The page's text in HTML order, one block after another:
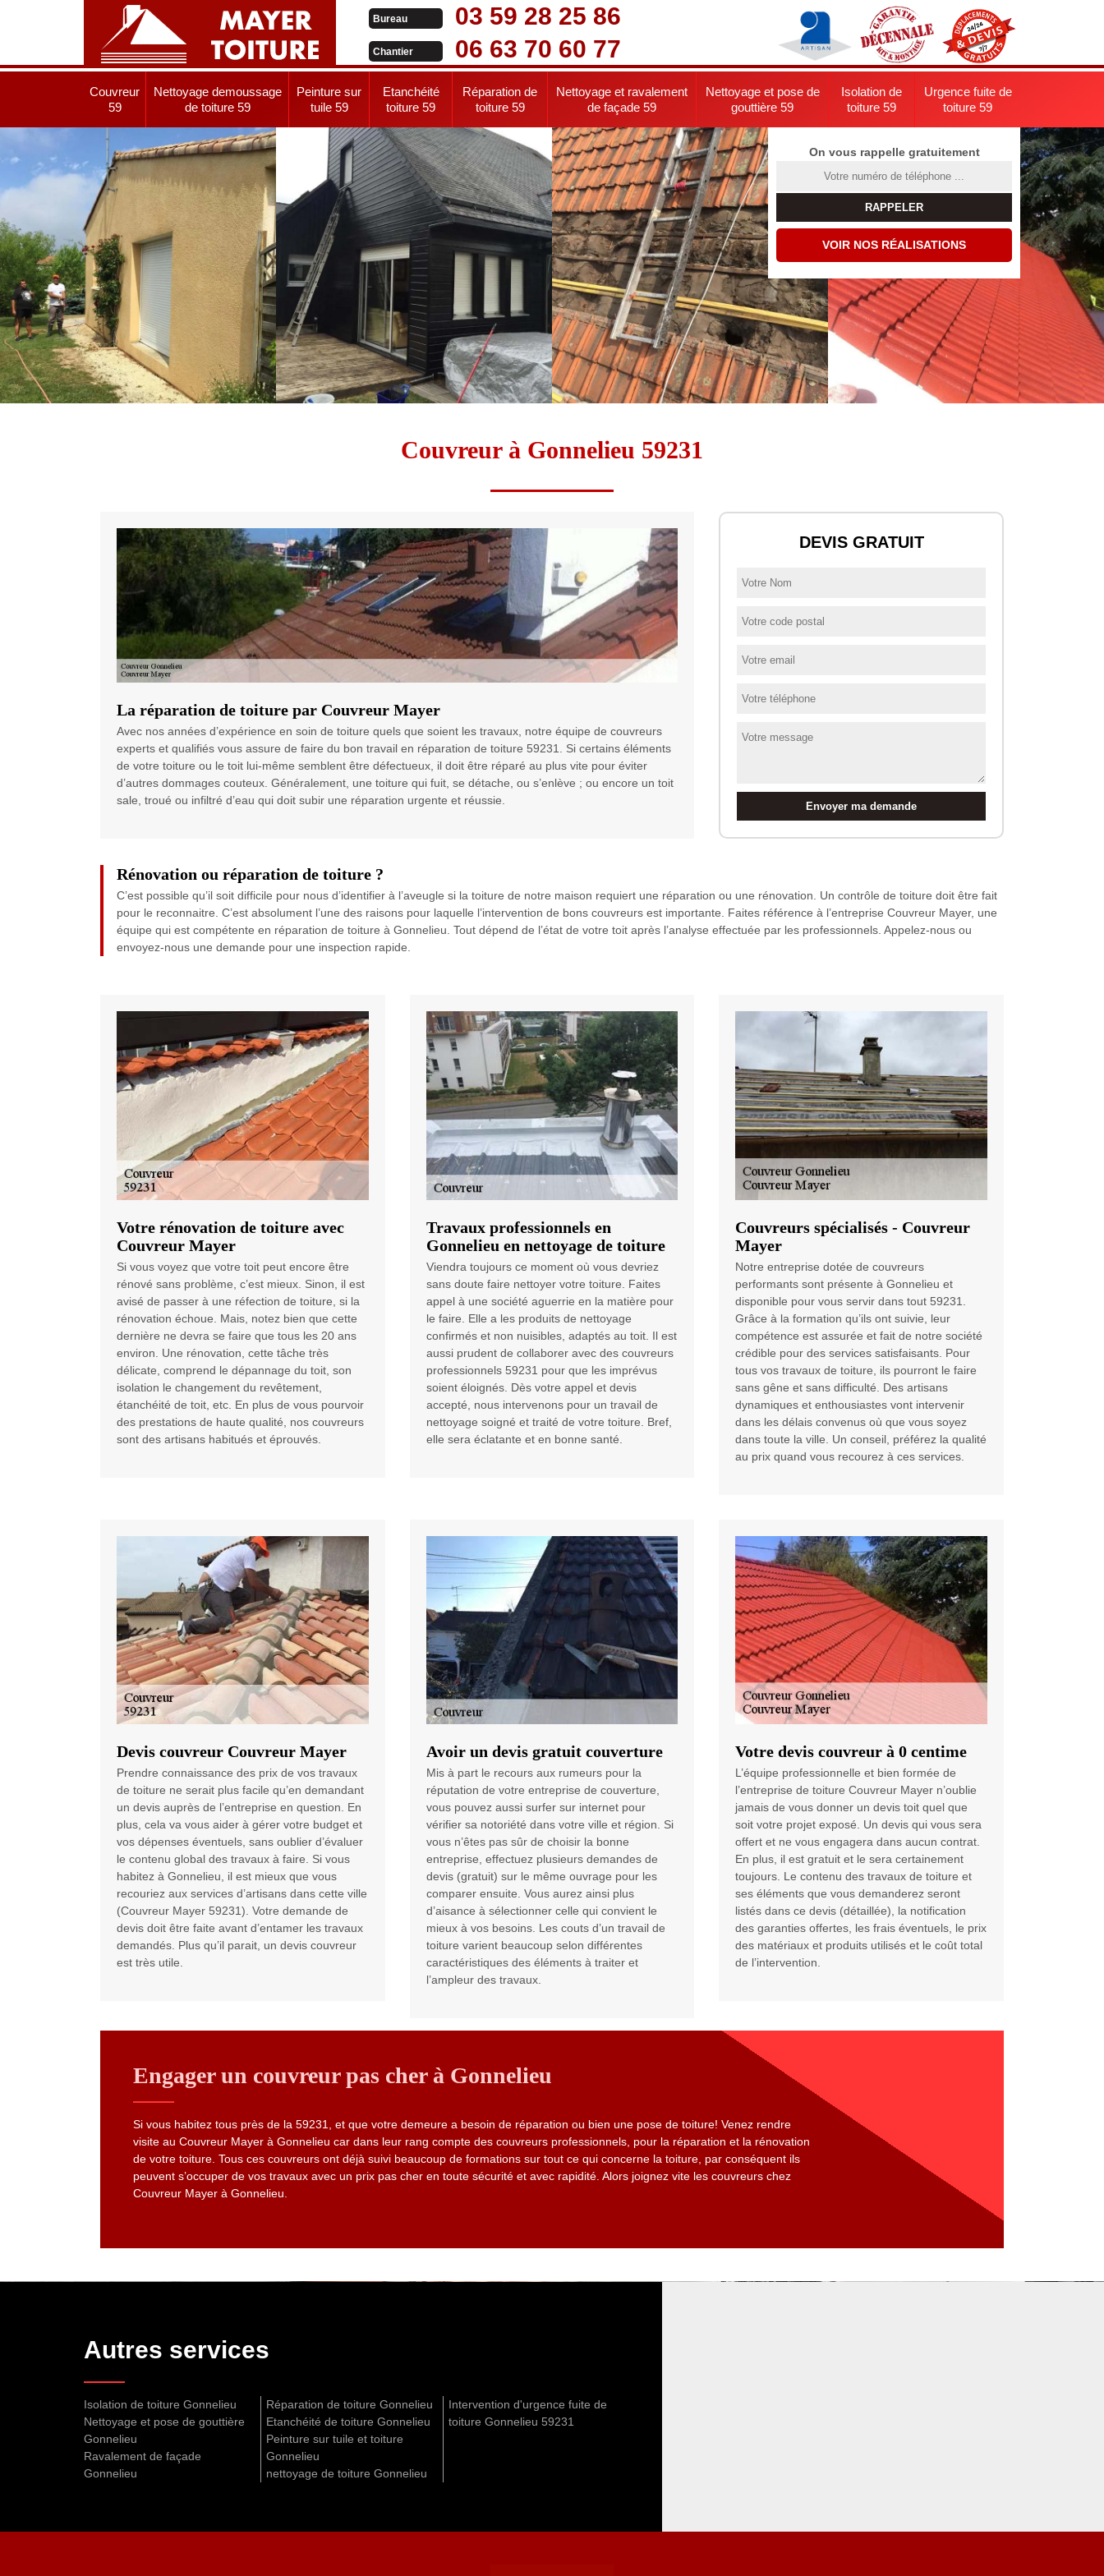
Bureau 03 59 28 25 86
Chantier 06 63 70 60 77
Couvreur
59
Nettoyage demoussage
de toiture 59
Peinture sur
tuile 59
Etanchéité
toiture 59
Réparation de
toiture 59
Nettoyage et ravalement
de façade 59
Nettoyage et pose de
gouttière 59
Isolation de
toiture 59
Urgence fuite de
toiture 59
On vous rappelle gratuitement
VOIR NOS RÉALISATIONS
Couvreur à Gonnelieu 59231
La réparation de toiture par Couvreur Mayer
Avec nos années d’expérience en soin de toiture quels que soient les travaux, notre équipe de couvreurs
experts et qualifiés vous assure de faire du bon travail en réparation de toiture 59231. Si certains éléments
de votre toiture ou le toit lui-même semblent être défectueux, il doit être réparé au plus vite pour éviter
d’autres dommages couteux. Généralement, une toiture qui fuit, se détache, ou s’enlève ; ou encore un toit
sale, troué ou infiltré d’eau qui doit subir une réparation urgente et réussie.
DEVIS GRATUIT
Rénovation ou réparation de toiture ?
C’est possible qu’il soit difficile pour nous d’identifier à l’aveugle si la toiture de notre maison requiert une réparation ou une rénovation. Un contrôle de toiture doit être fait
pour le reconnaitre. C’est absolument l’une des raisons pour laquelle l’intervention de bons couvreurs est importante. Faites référence à l’entreprise Couvreur Mayer, une
équipe qui est compétente en réparation de toiture à Gonnelieu. Tout dépend de l’état de votre toit après l’analyse effectuée par les professionnels. Appelez-nous ou
envoyez-nous une demande pour une inspection rapide.
Votre rénovation de toiture avec
Couvreur Mayer
Si vous voyez que votre toit peut encore être
rénové sans problème, c’est mieux. Sinon, il est
avisé de passer à une réfection de toiture, si la
rénovation échoue. Mais, notez bien que cette
dernière ne devra se faire que tous les 20 ans
environ. Une rénovation, cette tâche très
délicate, comprend le dépannage du toit, son
isolation le changement du revêtement,
étanchéité de toit, etc. En plus de vous pourvoir
des prestations de haute qualité, nos couvreurs
sont des artisans habitués et éprouvés.
Travaux professionnels en
Gonnelieu en nettoyage de toiture
Viendra toujours ce moment où vous devriez
sans doute faire nettoyer votre toiture. Faites
appel à une société aguerrie en la matière pour
le faire. Elle a les produits de nettoyage
confirmés et non nuisibles, adaptés au toit. Il est
aussi prudent de collaborer avec des couvreurs
professionnels 59231 pour que les imprévus
soient éloignés. Dès votre appel et devis
accepté, nous intervenons pour un travail de
nettoyage soigné et traité de votre toiture. Bref,
elle sera éclatante et en bonne santé.
Couvreurs spécialisés - Couvreur
Mayer
Notre entreprise dotée de couvreurs
performants sont présente à Gonnelieu et
disponible pour vous servir dans tout 59231.
Grâce à la formation qu’ils ont suivie, leur
compétence est assurée et fait de notre société
crédible pour des services satisfaisants. Pour
tous vos travaux de toiture, ils pourront le faire
sans gêne et sans difficulté. Des artisans
dynamiques et enthousiastes vont intervenir
dans les délais convenus où que vous soyez
dans toute la ville. Un conseil, préférez la qualité
au prix quand vous recourez à ces services.
Devis couvreur Couvreur Mayer
Prendre connaissance des prix de vos travaux
de toiture ne serait plus facile qu’en demandant
un devis auprès de l’entreprise en question. En
plus, cela va vous aider à gérer votre budget et
vos dépenses éventuels, sans oublier d’évaluer
le contenu global des travaux à faire. Si vous
habitez à Gonnelieu, il est mieux que vous
recouriez aux services d’artisans dans cette ville
(Couvreur Mayer 59231). Votre demande de
devis doit être faite avant d’entamer les travaux
demandés. Plus qu’il parait, un devis couvreur
est très utile.
Avoir un devis gratuit couverture
Mis à part le recours aux rumeurs pour la
réputation de votre entreprise de couverture,
vous pouvez aussi surfer sur internet pour
vérifier sa notoriété dans votre ville et région. Si
vous n’êtes pas sûr de choisir la bonne
entreprise, effectuez plusieurs demandes de
devis (gratuit) sur le même ouvrage pour les
comparer ensuite. Vous aurez ainsi plus
d’aisance à sélectionner celle qui convient le
mieux à vos besoins. Les couts d’un travail de
toiture varient beaucoup selon différentes
caractéristiques des éléments à traiter et
l’ampleur des travaux.
Votre devis couvreur à 0 centime
L’équipe professionnelle et bien formée de
l’entreprise de toiture Couvreur Mayer n’oublie
jamais de vous donner un devis toit quel que
soit votre projet exposé. Un devis qui vous sera
offert et ne vous engagera dans aucun contrat.
En plus, il est gratuit et le sera certainement
toujours. Le contenu des travaux de toiture et
ses éléments que vous demanderez seront
listés dans ce devis (détaillée), la notification
des garanties offertes, les frais éventuels, le prix
des matériaux et produits utilisés et le coût total
de l’intervention.
Engager un couvreur pas cher à Gonnelieu
Si vous habitez tous près de la 59231, et que votre demeure a besoin de réparation ou bien une pose de toiture! Venez rendre
visite au Couvreur Mayer à Gonnelieu car dans leur rang compte des couvreurs professionnels, pour la réparation et la rénovation
de votre toiture. Tous ces couvreurs ont déjà suivi beaucoup de formations sur tout ce qui concerne la toiture, par conséquent ils
peuvent s’occuper de vos travaux avec un prix pas cher en toute sécurité et avec rapidité. Alors joignez vite les couvreurs chez
Couvreur Mayer à Gonnelieu.
Autres services
Isolation de toiture Gonnelieu
Nettoyage et pose de gouttière
Gonnelieu
Ravalement de façade
Gonnelieu
Réparation de toiture Gonnelieu
Etanchéité de toiture Gonnelieu
Peinture sur tuile et toiture
Gonnelieu
nettoyage de toiture Gonnelieu
Intervention d'urgence fuite de
toiture Gonnelieu 59231